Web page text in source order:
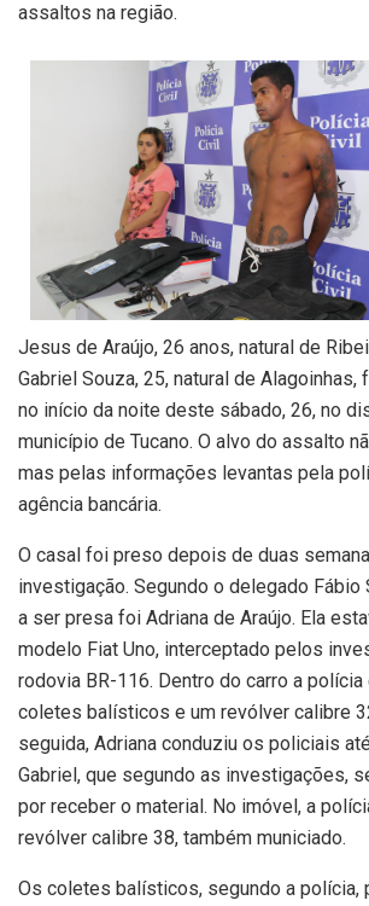
assaltos na região.
Jesus de Araújo, 26 anos, natural de
Gabriel Souza, 25, natural de Alagoinhas,
no início da noite deste sábado, 26, no
município de Tucano. O alvo do assalto
mas pelas informações levantas pela
agência bancária.
O casal foi preso depois de duas
investigação. Segundo o delegado Fábio
a ser presa foi Adriana de Araújo. Ela
modelo Fiat Uno, interceptado pelos
rodovia BR-116. Dentro do carro a
coletes balísticos e um revólver calibre
seguida, Adriana conduziu os policiais
Gabriel, que segundo as investigações,
por receber o material. No imóvel, a
revólver calibre 38, também municiado.
Os coletes balísticos, segundo a polícia,